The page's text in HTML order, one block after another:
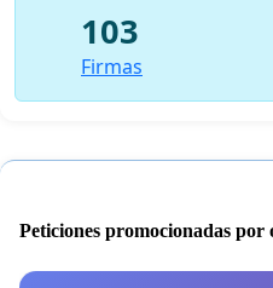
103
Firmas
Peticiones promocionadas por